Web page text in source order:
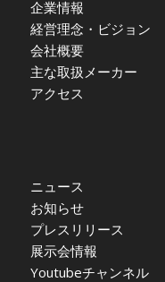
企業情報
経営理念・ビジョン
会社概要
主な取扱メーカー
アクセス
ニュース
お知らせ
プレスリリース
展示会情報
Youtubeチャンネル